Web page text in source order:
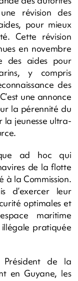
révision des
pour mieux
Cette révision
en novembre
des aides pour
y compris
des
une annonce
la pérennité du
la jeunesse ultra-
ad hoc qui
de la flotte
à la Commission.
d’exercer leur
optimales et
maritime
pratiquée
Président de la
en Guyane, les